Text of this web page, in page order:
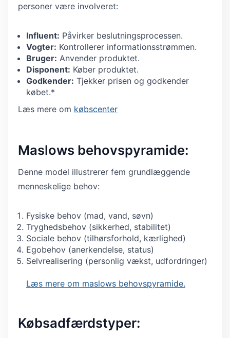
personer være involveret:
Influent: Påvirker beslutningsprocessen.
Vogter: Kontrollerer informationsstrømmen.
Bruger: Anvender produktet.
Disponent: Køber produktet.
Godkender: Tjekker prisen og godkender
købet.*
Læs mere om købscenter
Maslows behovspyramide:
Denne model illustrerer fem grundlæggende
menneskelige behov:
Fysiske behov (mad, vand, søvn)
Tryghedsbehov (sikkerhed, stabilitet)
Sociale behov (tilhørsforhold, kærlighed)
Egobehov (anerkendelse, status)
Selvrealisering (personlig vækst, udfordringer)
Læs mere om maslows behovspyramide.
Købsadfærdstyper: